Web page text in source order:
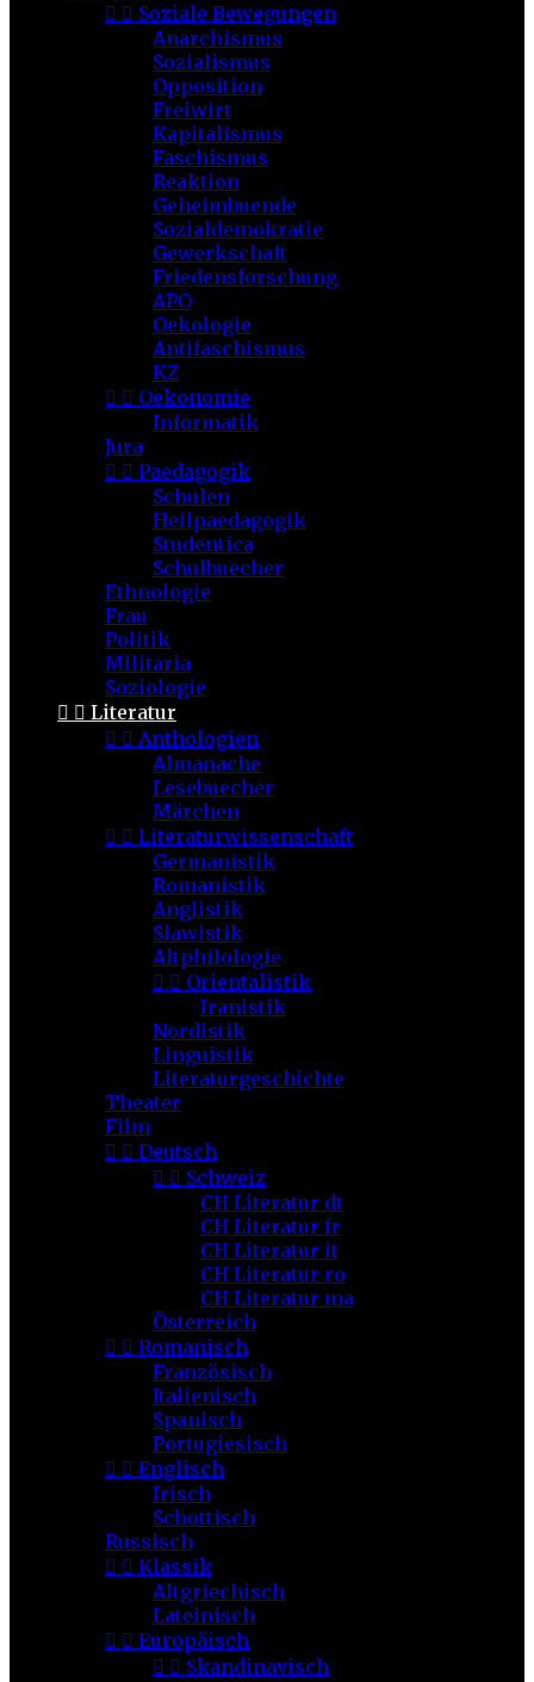
  Soziale Bewegungen
Anarchismus
Sozialismus
Opposition
Freiwirt
Kapitalismus
Faschismus
Reaktion
Geheimbuende
Sozialdemokratie
Gewerkschaft
Friedensforschung
APO
Oekologie
Antifaschismus
KZ
  Oekonomie
Informatik
Jura
  Paedagogik
Schulen
Heilpaedagogik
Studentica
Schulbuecher
Ethnologie
Frau
Politik
Militaria
Soziologie
  Literatur
  Anthologien
Almanache
Lesebuecher
Märchen
  Literaturwissenschaft
Germanistik
Romanistik
Anglistik
Slawistik
Altphilologie
  Orientalistik
Iranistik
Nordistik
Linguistik
Literaturgeschichte
Theater
Film
  Deutsch
  Schweiz
CH Literatur dt
CH Literatur fr
CH Literatur it
CH Literatur ro
CH Literatur ma
Österreich
  Romanisch
Französisch
Italienisch
Spanisch
Portugiesisch
  Englisch
Irisch
Schottisch
Russisch
  Klassik
Altgriechisch
Lateinisch
  Europäisch
  Skandinavisch